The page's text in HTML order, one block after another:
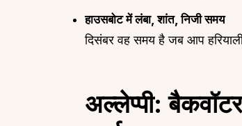
हाउसबोट में लंबा, शांत, निजी समय
दिसंबर वह समय है जब आप
अल्लेप्पी: